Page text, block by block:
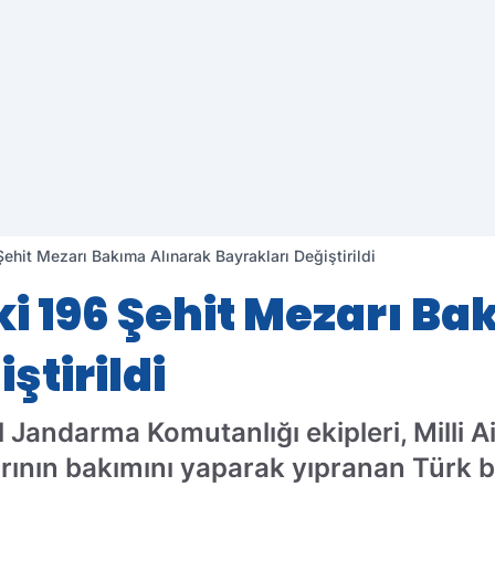
Mezarı Bakıma Alınarak Bayrakları Değiştirildi
196 Şehit Mezarı
Komutanlığı ekipleri, Milli
bakımını yaparak yıpranan Türk